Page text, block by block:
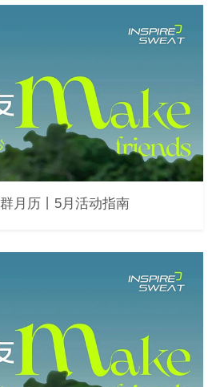
月历丨5月活动指南